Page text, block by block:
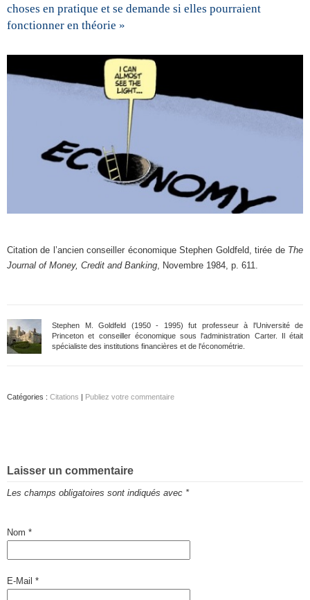
choses en pratique et se demande si elles pourraient
fonctionner en théorie »
Citation de l’ancien conseiller économique Stephen Goldfeld, tirée de The
Journal of Money, Credit and Banking , Novembre 1984, p. 611.
Stephen M. Goldfeld (1950 - 1995) fut professeur à l'Université de
Princeton et conseiller économique sous l'administration Carter. Il était
spécialiste des institutions financières et de l'économétrie.
Catégories : Citations | Publiez votre commentaire
Laisser un commentaire
Les champs obligatoires sont indiqués avec *
Nom *
E-Mail *